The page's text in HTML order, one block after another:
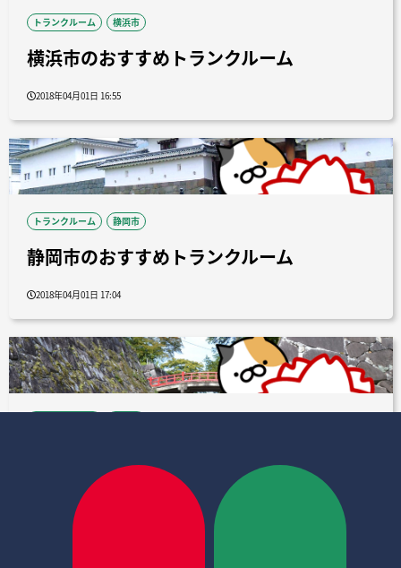
トランクルーム 横浜市
横浜市のおすすめトランクルーム
2018年04月01日 16:55
トランクルーム 静岡市
静岡市のおすすめトランクルーム
2018年04月01日 17:04
2018年04月01日 18:11